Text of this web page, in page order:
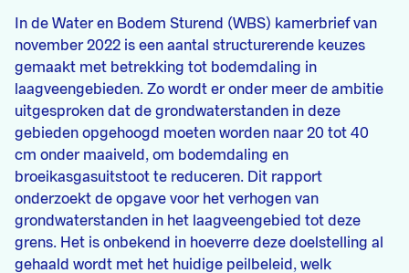
In de Water en Bodem Sturend (WBS) kamerbrief van
november 2022 is een aantal structurerende keuzes
gemaakt met betrekking tot bodemdaling in
laagveengebieden. Zo wordt er onder meer de ambitie
uitgesproken dat de grondwaterstanden in deze
gebieden opgehoogd moeten worden naar 20 tot 40
cm onder maaiveld, om bodemdaling en
broeikasgasuitstoot te reduceren. Dit rapport
onderzoekt de opgave voor het verhogen van
grondwaterstanden in het laagveengebied tot deze
grens. Het is onbekend in hoeverre deze doelstelling al
gehaald wordt met het huidige peilbeleid, welk